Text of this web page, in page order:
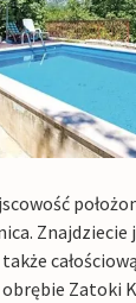
Znajdziecie
obrębie Zatoki